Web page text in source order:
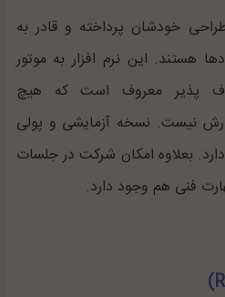
خودشان پرداخته و قادر به
هستند. این نرم افزار به موتور
پذیر معروف است که هیچ
نیست. نسخه آزمایشی و پولی
بعلاوه امکان شرکت در جلسات
فنی هم وجود دارد.